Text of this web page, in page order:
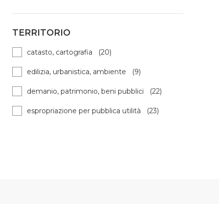
TERRITORIO
catasto, cartografia (20)
edilizia, urbanistica, ambiente (9)
demanio, patrimonio, beni pubblici (22)
espropriazione per pubblica utilità (23)